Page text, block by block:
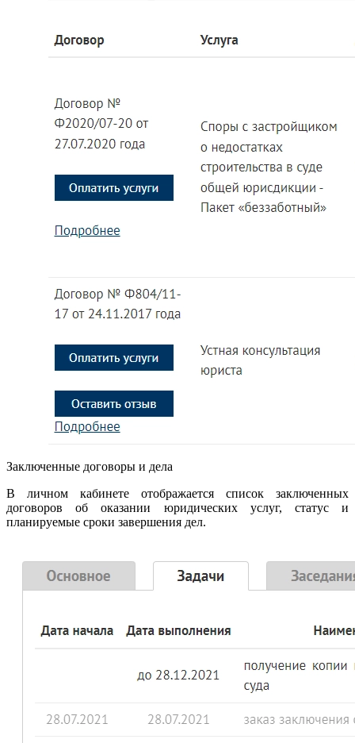
Заключенные договоры и дела
В личном кабинете отображается список заключенных
договоров об оказании юридических услуг, статус и
планируемые сроки завершения дел.